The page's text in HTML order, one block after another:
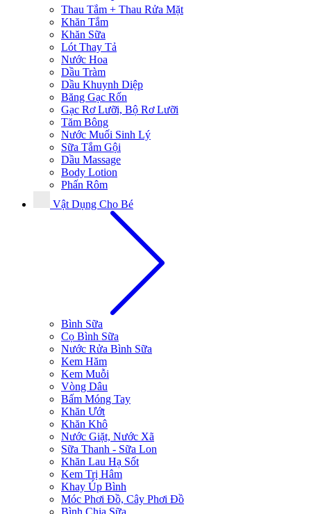
Thau Tắm + Thau Rửa Mặt
Khăn Tắm
Khăn Sữa
Lót Thay Tả
Nước Hoa
Dầu Tràm
Dầu Khuynh Diệp
Băng Gạc Rốn
Gạc Rơ Lưỡi, Bộ Rơ Lưỡi
Tăm Bông
Nước Muối Sinh Lý
Sữa Tắm Gội
Dầu Massage
Body Lotion
Phấn Rôm
Vật Dụng Cho Bé
Bình Sữa
Cọ Bình Sữa
Nước Rửa Bình Sữa
Kem Hăm
Kem Muỗi
Vòng Dâu
Bấm Móng Tay
Khăn Ướt
Khăn Khô
Nước Giặt, Nước Xã
Sữa Thanh - Sữa Lon
Khăn Lau Hạ Sốt
Kem Trị Hâm
Khay Úp Bình
Móc Phơi Đồ, Cây Phơi Đồ
Bình Chia Sữa